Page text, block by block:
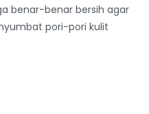
benar-benar bersih agar
pori-pori kulit